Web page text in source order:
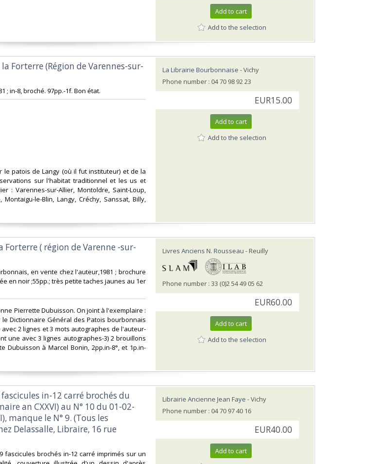
Add to cart
Add to the selection
Forterre (Région de Varennes-sur-
; in-8, broché. 97pp.-1f. Bon état.
patois de Langy (où il fut instituteur) et de la
sur l'habitat traditionnel et les us et
: Varennes-sur-Allier, Montoldre, Saint-Loup,
le-Blin, Langy, Créchy, Sanssat, Billy,
La Librairie Bourbonnaise - Vichy
Phone number : 04 70 98 92 23
EUR15.00
Add to cart
Add to the selection
Forterre ( région de Varenne -sur-
en vente chez l'auteur,1981 ; brochure
en noir ;55pp.; très petite taches jaunes au 1er
Pierrette Dubuisson. On joint à l'exemplaire :
Dictionnaire Général des Patois bourbonnais
2 lignes et 3 mots autographes de l'auteur-
une avec 3 lignes autographes-3) 2 brouillons
Dubuisson à Marcel Bonin, 2pp.in-8°, et 1p.in-
Livres Anciens N. Rousseau - Reuilly
Phone number : 33 (0)2 54 49 05 62
EUR60.00
Add to cart
Add to the selection
in-12 carré brochés du
an CXXVI) au N° 10 du 01-02-
manque le N° 9. (Tous les
Delassalle, Libraire, 16 rue
9 fascicules brochés in-12 carré imprimés sur un
Librairie Ancienne Jean Faye - Vichy
Phone number : 04 70 97 40 16
EUR40.00
Add to cart